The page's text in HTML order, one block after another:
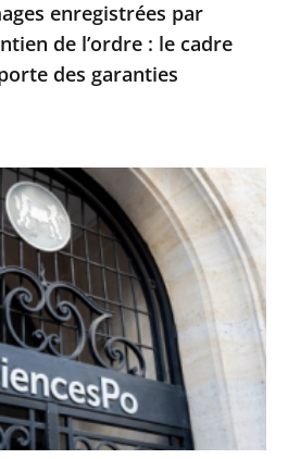
enregistrées par
de l’ordre : le cadre
des garanties